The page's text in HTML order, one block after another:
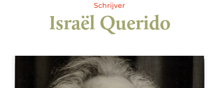
Schrijver
Israël Querido